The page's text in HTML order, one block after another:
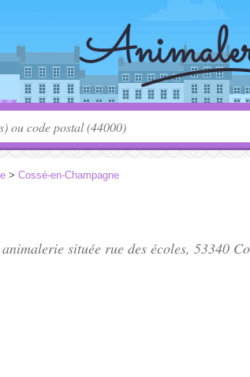
> Cossé-en-Champagne
située rue des écoles, 53340